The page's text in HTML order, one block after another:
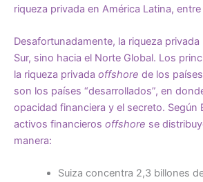
riqueza privada en América Latina,
Desafortunadamente, la riqueza
Sur, sino hacia el Norte Global. Los
la riqueza privada offshore de los
son los países “desarrollados”, en
opacidad financiera y el secreto. Según
activos financieros offshore se
manera:
Suiza concentra 2,3 billones